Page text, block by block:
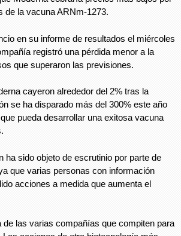
de la vacuna ARNm-1273.
en su informe de resultados el miércoles
registró una pérdida menor a la
que superaron las previsiones.
cayeron alrededor del 2% tras la
se ha disparado más del 300% este año
pueda desarrollar una exitosa vacuna
ha sido objeto de escrutinio por parte de
que varias personas con información
acciones a medida que aumenta el
de las varias compañías que compiten para